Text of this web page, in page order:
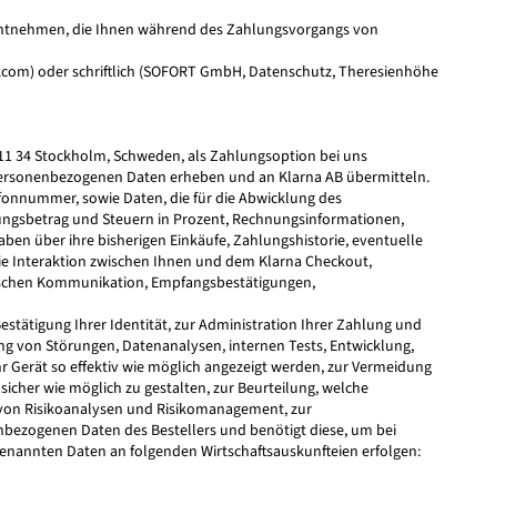
die Ihnen während des Zahlungsvorgangs von
) oder schriftlich (SOFORT GmbH, Datenschutz, Theresienhöhe
34 Stockholm, Schweden, als Zahlungsoption bei uns
Daten erheben und an Klarna AB übermitteln.
sowie Daten, die für die Abwicklung des
und Steuern in Prozent, Rechnungsinformationen,
über ihre bisherigen Einkäufe, Zahlungshistorie, eventuelle
zwischen Ihnen und dem Klarna Checkout,
Kommunikation, Empfangsbestätigungen,
Ihrer Identität, zur Administration Ihrer Zahlung und
von Störungen, Datenanalysen, internen Tests, Entwicklung,
so effektiv wie möglich angezeigt werden, zur Vermeidung
wie möglich zu gestalten, zur Beurteilung, welche
Risikoanalysen und Risikomanagement, zur
Daten des Bestellers und benötigt diese, um bei
Daten an folgenden Wirtschaftsauskunfteien erfolgen: